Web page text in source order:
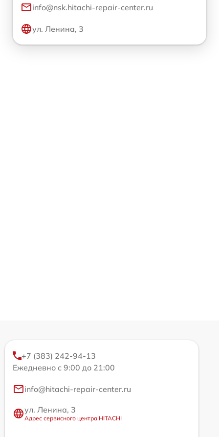
info@nsk.hitachi-repair-center.ru
ул. Ленина, 3
+7 (383) 242-94-13
Ежедневно с 9:00 до 21:00
info@hitachi-repair-center.ru
ул. Ленина, 3
Адрес сервисного центра HITACHI